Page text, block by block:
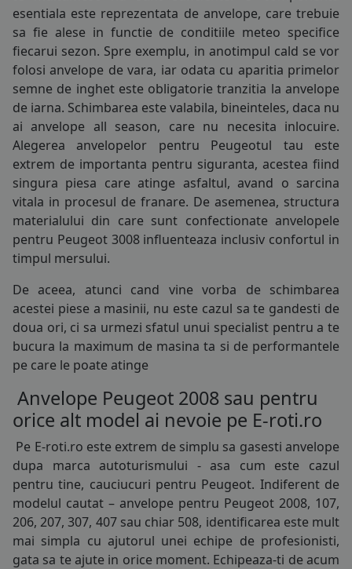
COS (0 PRODUSE
esentiala este reprezentata de anvelope, care trebuie
sa fie alese in functie de conditiile meteo specifice
fiecarui sezon. Spre exemplu, in anotimpul cald se vor
folosi anvelope de vara, iar odata cu aparitia primelor
semne de inghet este obligatorie tranzitia la anvelope
de iarna. Schimbarea este valabila, bineinteles, daca nu
ai anvelope all season, care nu necesita inlocuire.
Alegerea anvelopelor pentru Peugeotul tau este
extrem de importanta pentru siguranta, acestea fiind
singura piesa care atinge asfaltul, avand o sarcina
vitala in procesul de franare. De asemenea, structura
materialului din care sunt confectionate anvelopele
pentru Peugeot 3008 influenteaza inclusiv confortul in
timpul mersului.
De aceea, atunci cand vine vorba de schimbarea
acestei piese a masinii, nu este cazul sa te gandesti de
doua ori, ci sa urmezi sfatul unui specialist pentru a te
bucura la maximum de masina ta si de performantele
pe care le poate atinge
Anvelope Peugeot 2008 sau pentru
orice alt model ai nevoie pe E-roti.ro
Pe E-roti.ro este extrem de simplu sa gasesti anvelope
dupa marca autoturismului - asa cum este cazul
pentru tine, cauciucuri pentru Peugeot. Indiferent de
modelul cautat – anvelope pentru Peugeot 2008, 107,
206, 207, 307, 407 sau chiar 508, identificarea este mult
mai simpla cu ajutorul unei echipe de profesionisti,
gata sa te ajute in orice moment. Echipeaza-ti de acum
145/70R13
145/80R13
155/70R13
165/65R13
165/70R13
175/70R13
155/65R14
165/65R14
165/70R14
175/60R14
175/65R14